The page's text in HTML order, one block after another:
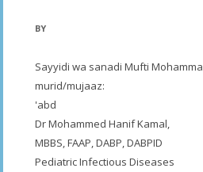
BY
Sayyidi wa sanadi Mufti
murid/mujaaz:
'abd
Dr Mohammed Hanif Kamal,
MBBS, FAAP, DABP, DABPID
Pediatric Infectious Diseases